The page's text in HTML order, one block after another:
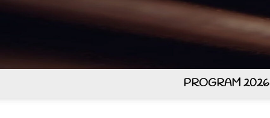
PROGRAM 2026